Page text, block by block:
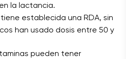
la lactancia.
establecida una RDA, sin
han usado dosis entre 50 y
pueden tener